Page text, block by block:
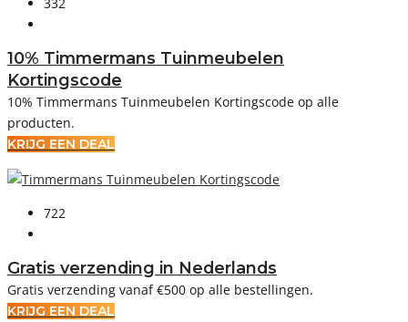
10% Timmermans Tuinmeubelen
Kortingscode
10% Timmermans Tuinmeubelen Kortingscode op alle
producten.
KRIJG EEN DEAL
722
Gratis verzending in Nederlands
Gratis verzending vanaf €500 op alle bestellingen.
KRIJG EEN DEAL